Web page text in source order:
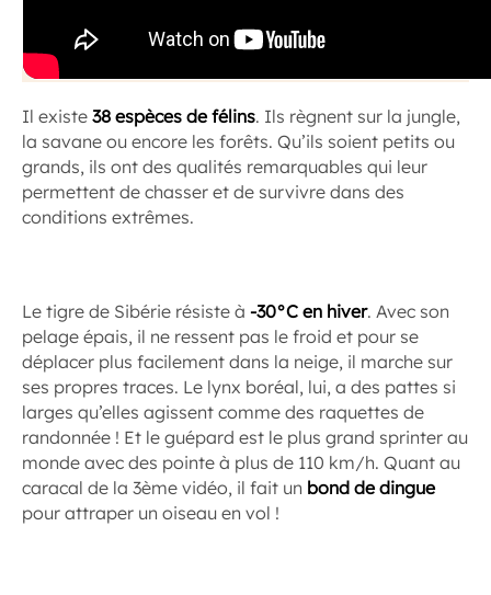
Il existe 38 espèces de félins. Ils règnent sur la jungle,
la savane ou encore les forêts. Qu’ils soient petits ou
grands, ils ont des qualités remarquables qui leur
permettent de chasser et de survivre dans des
conditions extrêmes.
Le tigre de Sibérie résiste à -30°C en hiver. Avec son
pelage épais, il ne ressent pas le froid et pour se
déplacer plus facilement dans la neige, il marche sur
ses propres traces. Le lynx boréal, lui, a des pattes si
larges qu’elles agissent comme des raquettes de
randonnée ! Et le guépard est le plus grand sprinter au
monde avec des pointe à plus de 110 km/h. Quant au
caracal de la 3ème vidéo, il fait un bond de dingue
pour attraper un oiseau en vol !